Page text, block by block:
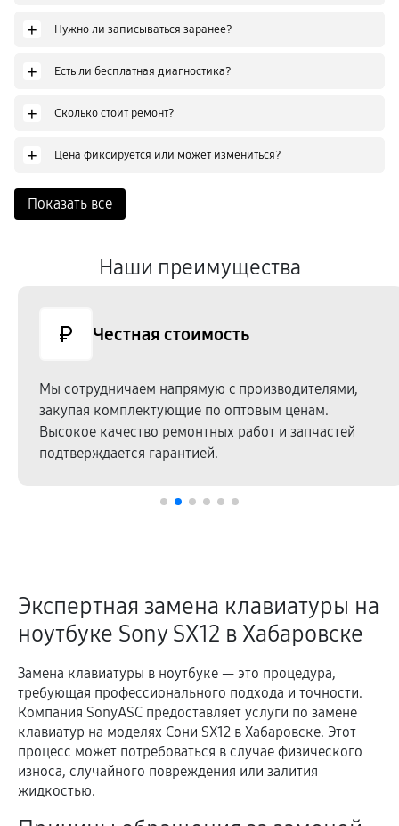
+ Нужно ли записываться заранее?
+ Есть ли бесплатная диагностика?
+ Сколько стоит ремонт?
+ Цена фиксируется или может измениться?
Показать все
Наши преимущества
Честная стоимость
Мы сотрудничаем напрямую c производителями,
закупая комплектующие по оптовым ценам.
Высокое качество ремонтных работ и запчастей
подтверждается гарантией.
Экспертная замена клавиатуры на
ноутбуке Sony SX12 в Хабаровске
Замена клавиатуры в ноутбуке — это процедура,
требующая профессионального подхода и точности.
Компания SonyASC предоставляет услуги по замене
клавиатур на моделях Сони SX12 в Хабаровске. Этот
процесс может потребоваться в случае физического
износа, случайного повреждения или залития
жидкостью.